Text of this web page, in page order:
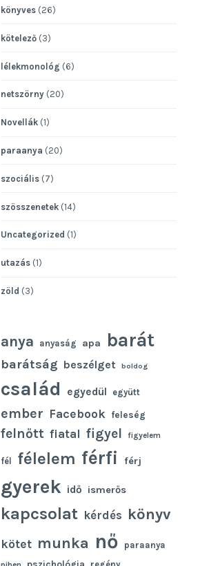
könyves (26)
kötelező (3)
lélekmonológ (6)
netszörny (20)
Novellák (1)
paraanya (20)
szociális (7)
szösszenetek (14)
Uncategorized (1)
utazás (1)
zöld (3)
anya anyaság apa barát
barátság beszélget boldog
család egyedül együtt
ember Facebook feleség
felnőtt fiatal figyel figyelem
fél félelem férfi férj
gyerek idő ismerős
kapcsolat kérdés könyv
kötet munka nő paraanya
pszichológia regény